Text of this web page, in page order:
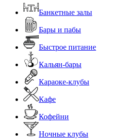
Банкетные залы
Бары и пабы
Быстрое питание
Кальян-бары
Караоке-клубы
Кафе
Кофейни
Ночные клубы